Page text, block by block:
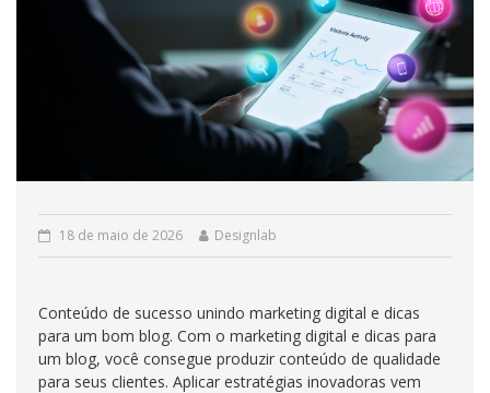
18 de maio de 2026 Designlab
Conteúdo de sucesso unindo marketing digital e dicas
para um bom blog. Com o marketing digital e dicas para
um blog, você consegue produzir conteúdo de qualidade
para seus clientes. Aplicar estratégias inovadoras vem